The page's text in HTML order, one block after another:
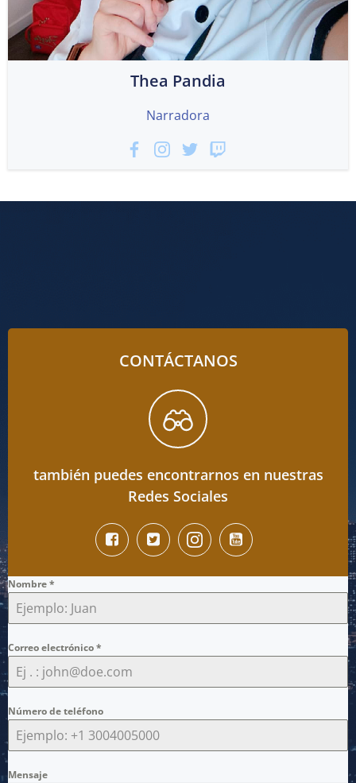
Thea Pandia
Narradora
CONTÁCTANOS
también puedes encontrarnos en nuestras
Redes Sociales
Nombre*
Correo electrónico*
Número de teléfono
Mensaje